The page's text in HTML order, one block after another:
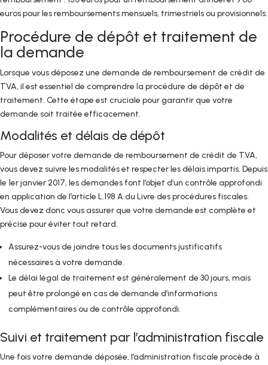
euros pour les remboursements mensuels, trimestriels ou provisionnels.
Procédure de dépôt et traitement de
la demande
Lorsque vous déposez une demande de remboursement de crédit de
TVA, il est essentiel de comprendre la procédure de dépôt et de
traitement. Cette étape est cruciale pour garantir que votre
demande soit traitée efficacement.
Modalités et délais de dépôt
Pour déposer votre demande de remboursement de crédit de TVA,
vous devez suivre les modalités et respecter les délais impartis. Depuis
le 1er janvier 2017, les demandes font l’objet d’un contrôle approfondi
en application de l’article L.198 A du Livre des procédures fiscales.
Vous devez donc vous assurer que votre demande est complète et
précise pour éviter tout retard.
Assurez-vous de joindre tous les documents justificatifs
nécessaires à votre demande.
Le délai légal de traitement est généralement de 30 jours, mais
peut être prolongé en cas de demande d’informations
complémentaires ou de contrôle approfondi.
Suivi et traitement par l’administration fiscale
Une fois votre demande déposée, l’administration fiscale procède à